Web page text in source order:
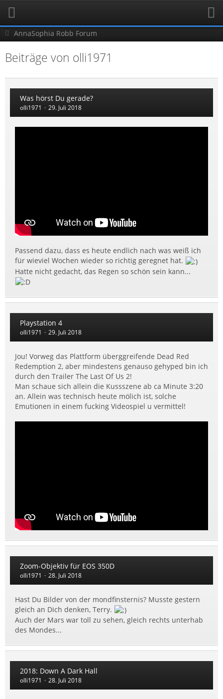
AnnaSophia Robb Forum
Beiträge von olli1971
Was hörst Du gerade?
olli1971 29. Juli 2018
Passend dazu, dass es heute endlich nach was weiß ich
für wieviel Wochen wieder so richtig geregnet hat.
Hatte nicht gedacht, das Regen so schön sein kann...
Playstation 4
olli1971 29. Juli 2018
Jou! Vorweg das Plattform überggreifende Dead Red
Redemption 2, aber mindestens genauso gehyped bin ich
durch den Trailer The Last Of Us 2!
Man schaue sich allein die Kussszene ab ca Minute 3:20
an. Allein was technisch heute mölich ist, solche
Emutionen in einem fucking Videospiel u vermittel!
Zoom-Objektiv für EOS 350D
olli1971 28. Juli 2018
Hast Du Bilder von der mondfinsternis? Musste gestern
gleich an Dich denken, Terry.
Auch der Mars war toll zu sehen, gleich rechts unterhab
des Mondes...
2018: Down A Dark Hall
olli1971 28. Juli 2018